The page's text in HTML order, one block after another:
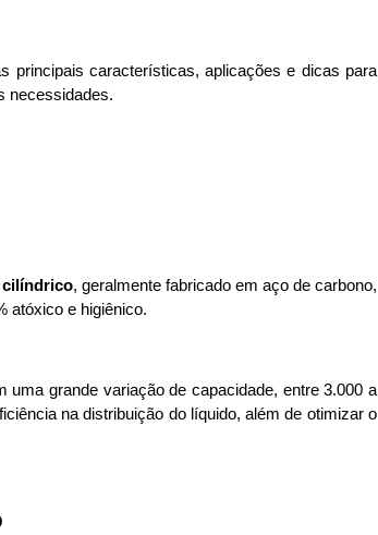
principais características, aplicações e dicas para
necessidades.
cilíndrico, geralmente fabricado em aço de carbono,
atóxico e higiênico.
grande variação de capacidade, entre 3.000 a
na distribuição do líquido, além de otimizar o